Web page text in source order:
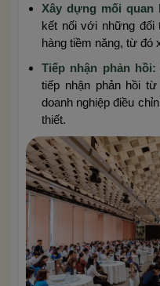
Xây dựng mối quan
kết nối với những
hàng tiềm năng, từ đó
Tiếp nhận phản hồi:
tiếp nhận phản hồi
doanh nghiệp điều
thiết.